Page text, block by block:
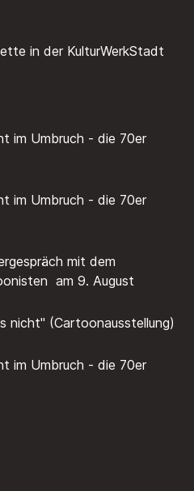
in der KulturWerkStadt
im Umbruch - die 70er
im Umbruch - die 70er
mit dem
am 9. August
nicht" (Cartoonausstellung)
im Umbruch - die 70er